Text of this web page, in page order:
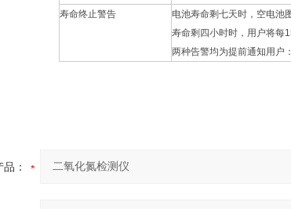
寿命终止警告
电池寿命剩七天时，空电池
寿命剩四小时时，用户将每
两种告警均为提前通知用户
品：